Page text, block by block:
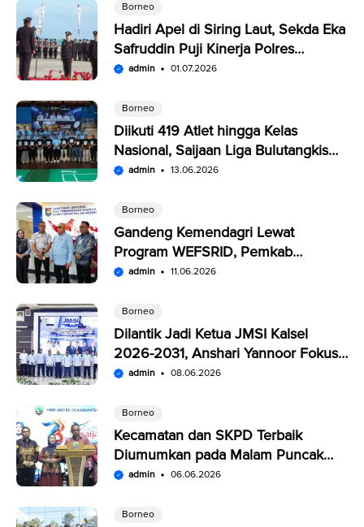
Borneo
Hadiri Apel di Siring Laut, Sekda Eka
Safruddin Puji Kinerja Polres
Kotabaru
admin 01.07.2026
Borneo
Diikuti 419 Atlet hingga Kelas
Nasional, Saijaan Liga Bulutangkis
Memperebutkan Rp109,5 Juta
admin 13.06.2026
Borneo
Gandeng Kemendagri Lewat
Program WEFSRID, Pemkab
Kotabaru Targetkan Petani Panen 3
admin 11.06.2026
Borneo
Dilantik Jadi Ketua JMSI Kalsel
2026-2031, Anshari Yannoor Fokus
Verifikasi Perusahaan Pers
admin 08.06.2026
Borneo
Kecamatan dan SKPD Terbaik
Diumumkan pada Malam Puncak
Penutupan Expo Saijaan Kotabaru
admin 06.06.2026
Borneo